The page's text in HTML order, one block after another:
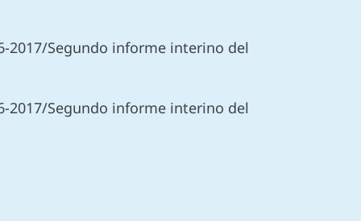
2017/Segundo informe interino del
2017/Segundo informe interino del